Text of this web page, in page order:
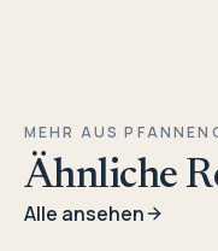
MEHR AUS
Ähnliche
Alle ansehen